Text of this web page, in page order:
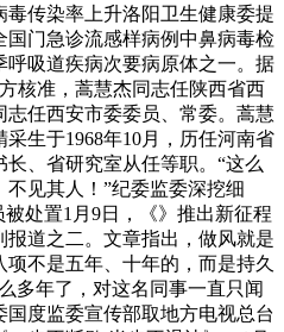
传染率上升洛阳卫生健康委提
门急诊流感样病例中鼻病毒检
吸道疾病次要病原体之一。据
核准，蒿慧杰同志任陕西省西
任西安市委委员、常委。蒿慧
生于1968年10月，历任河南省
、省研究室从任等职。“这么
见其人！”纪委监委深挖细
处置1月9日，《》推出新征程
道之二。文章指出，做风就是
不是五年、十年的，而是持久
多年了，对这名同事一直只闻
度监委宣传部取地方电视总台